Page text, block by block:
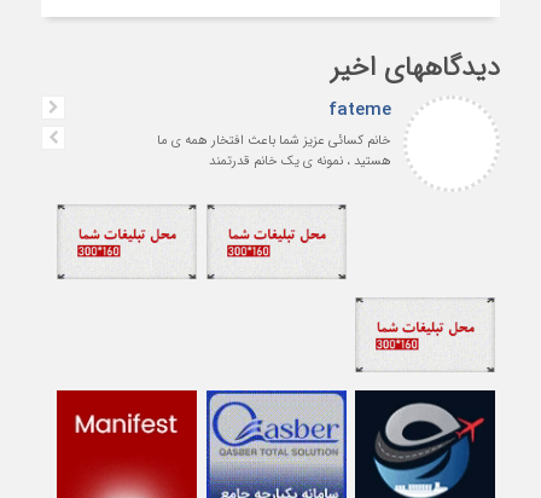
دیدگاههای اخیر
fateme
خانم کسائی عزیز شما باعث افتخار همه ی ما
هستید ، نمونه ی یک خانم قدرتمند